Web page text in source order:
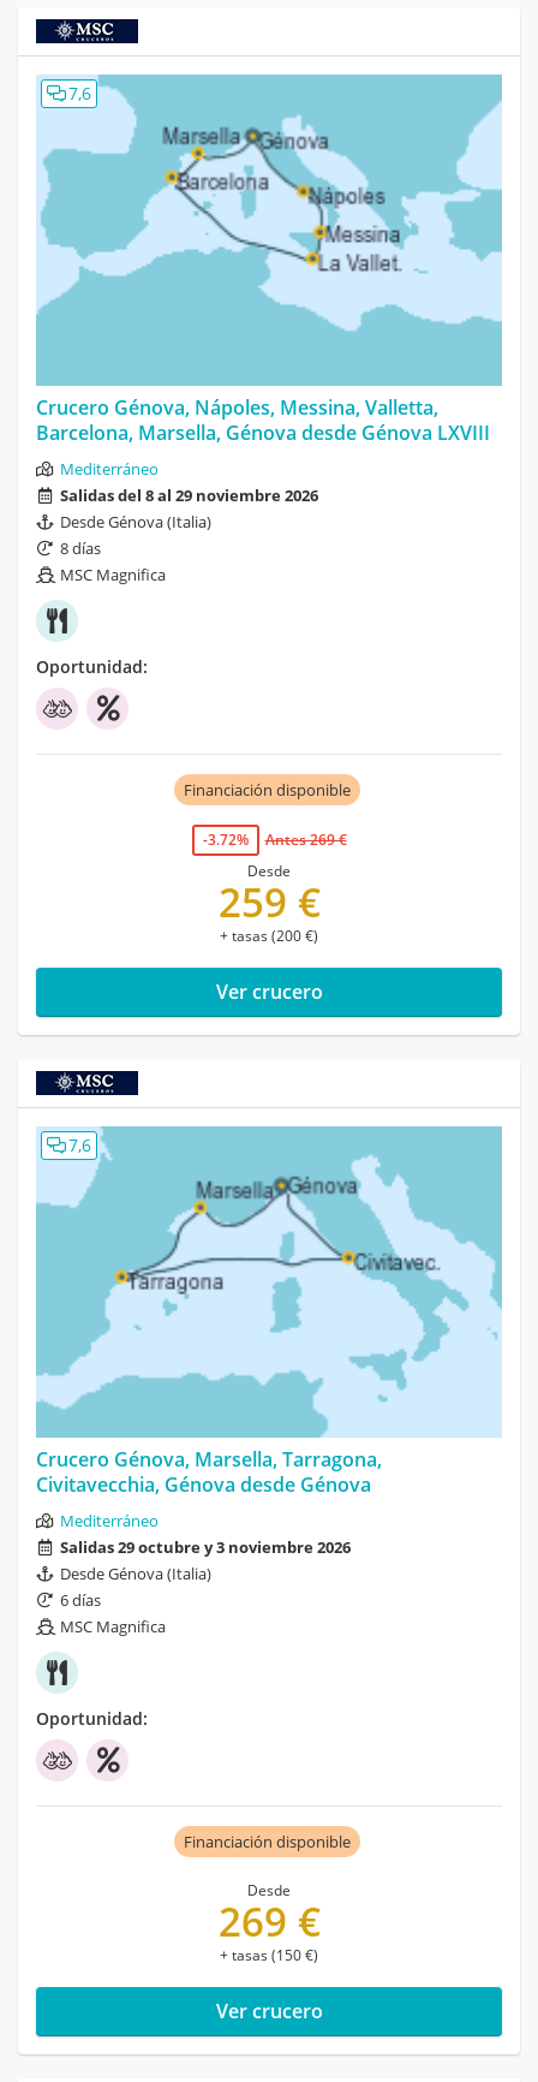
7,6
Crucero Génova, Nápoles, Messina, Valletta,
Barcelona, Marsella, Génova desde Génova LXVIII
Mediterráneo
Salidas del 8 al 29 noviembre 2026
Desde Génova (Italia)
8 días
MSC Magnifica
Oportunidad:
Financiación disponible
-3.72%
Antes 269 €
Desde
259 €
+ tasas (200 €)
Ver crucero
7,6
Crucero Génova, Marsella, Tarragona,
Civitavecchia, Génova desde Génova
Mediterráneo
Salidas 29 octubre y 3 noviembre 2026
Desde Génova (Italia)
6 días
MSC Magnifica
Oportunidad:
Financiación disponible
Desde
269 €
+ tasas (150 €)
Ver crucero